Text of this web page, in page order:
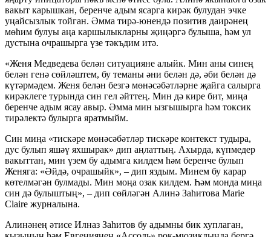
вакыт карышкан, беренче адым ясарга кирәк булудан эчке
уңайсызлык тойган. Әмма тирә-юнендә позитив даирәнең
мөһим булуы аңа каршылыкларны җиңәргә булыша, һәм ул
дустына очрашырга үзе тәкъдим итә.
«Женя Медведева белән ситуацияне алыйк. Мин аны синең
белән генә сөйләштем, бу теманы әни белән дә, әби белән дә
күтәрмәдем. Женя белән безгә мөнәсәбәтләрне җайга салырга
кирәклеге турында син гел әйттең. Мин дә кире бит, миңа
беренче адым ясау авыр. Әмма мин ызгышырга һәм токсик
тирәлектә булырга яратмыйм.
Син миңа «тискәре мөнәсәбәтләр тискәре контекст тудыра,
дус булып яшәү яхшырак» дип аңлаттың. Ахырда, күпмедер
вакыттан, мин үзем бу адымга килдем һәм беренче булып
Женяга: «Әйдә, очрашыйк», – дип яздым. Минем бу карар
көтелмәгән булмады. Мин моңа озак килдем. Һәм монда миңа
син дә булыштың», – дип сөйләгән Алинә Заһитова Marie
Claire журналына.
Алинәнең әтисе Илназ Заһитов бу адымны бик хуплаган,